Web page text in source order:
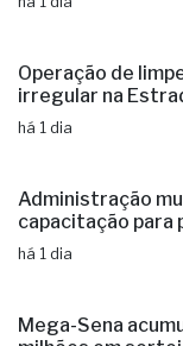
Operação de
irregular na
há 1 dia
Administração
capacitação
há 1 dia
Mega-Sena